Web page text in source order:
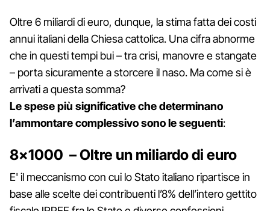
Oltre 6 miliardi di euro, dunque, la stima fatta dei costi
annui italiani della Chiesa cattolica. Una cifra abnorme
che in questi tempi bui – tra crisi, manovre e stangate
– porta sicuramente a storcere il naso. Ma come si è
arrivati a questa somma?
Le spese più significative che determinano
l’ammontare complessivo sono le seguenti:
8×1000 – Oltre un miliardo di euro
E' il meccanismo con cui lo Stato italiano ripartisce in
base alle scelte dei contribuenti l’8% dell’intero gettito